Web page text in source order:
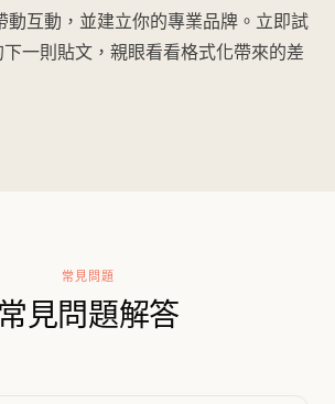
動互動，並建立你的專業品牌。立即試
一則貼文，親眼看看格式化帶來的差
常見問題
常見問題解答